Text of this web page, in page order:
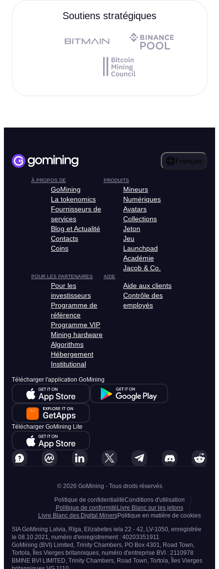
Soutiens stratégiques
À PROPOS DE
GoMining
La tokenomics
Fournisseurs de
services
Blog et Actualité
PRODUITS
Mineurs
Numériques
Avatars
Collections
Jeton
Jeu
Launchpad
Jacob & Co.
POUR LES PARTENAIRES
Pour les
investisseurs
Programme de
référence
Programme VIP
Mining hardware
Algorithms
Institutional
Aide aux clients
Télécharger l'application GoMining
Télécharger GoMining Lite
© 2026 GoMining - Tous droits réservés
Politique de confidentialitéConditions d'utilisation
Politique de conformitéLivre Blanc sur les jetons
Livre Blanc des Digital MinersPolitique en matière de cookies
SIA GoMining Latvia, Rīga, Elizabetes iela 22 - 42, LV-1050, enregistrée
le 08.10.2021, numéro d'enregistrement : 40203351911
GoMining (BVI) Limited, Trinity Chambers, PO Box 4301, Road Town,